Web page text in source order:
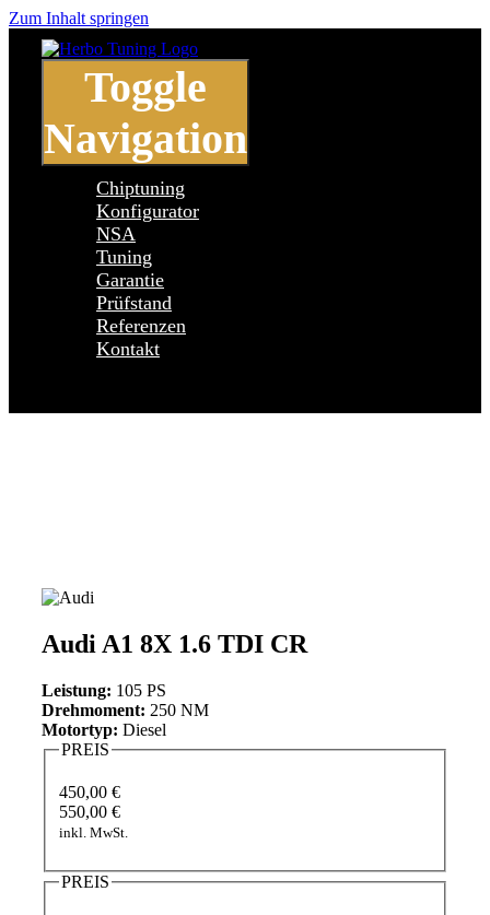
Zum Inhalt springen
Toggle
Navigation
Chiptuning
Konfigurator
NSA
Tuning
Garantie
Prüfstand
Referenzen
Kontakt
Audi A1 8X 1.6 TDI CR
Leistung: 105 PS
Drehmoment: 250 NM
Motortyp: Diesel
PREIS
450,00 €
550,00 €
inkl. MwSt.
PREIS